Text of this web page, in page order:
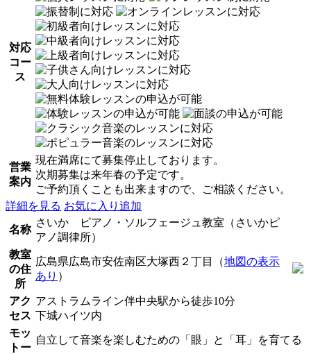
対応
コー
ス
営業
案内
現在満席にて募集停止しております。
次期募集は来年春の予定です。
ご予約頂くことも出来ますので、ご相談ください。
詳細を見る お気に入り追加
名称
さいか ピアノ・ソルフェージュ教室（さいかピ
アノ調律所）
教室
の住
所
広島県広島市安佐南区大塚西２丁目（地図の表示
あり ）
アク
セス
アストラムライン伴中央駅から徒歩10分
下城ハイツ内
モッ
トー
自立して音楽を楽しむための「眼」と「耳」を育てる